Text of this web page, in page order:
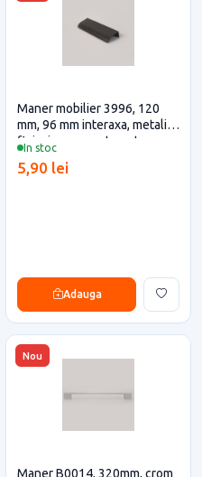
In stoc
Maner mobilier 3996, 120
mm, 96 mm interaxa, metalic,
finisaj negru mat pentru casa
5,90 lei
Adauga
Nou
Maner B0014, 320mm, crom